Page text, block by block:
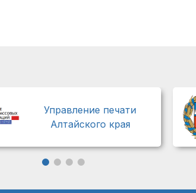
Управление печати
Алтайского края